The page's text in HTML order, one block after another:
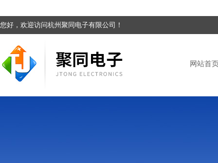
您好，欢迎访问杭州聚同电子有限公司！
网站首